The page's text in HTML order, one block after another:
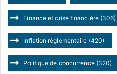
Finance et crise financière (306)
Inflation réglementaire (420)
Politique de concurrence (320)